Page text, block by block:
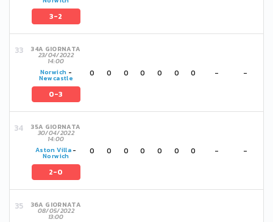
3-2
34A GIORNATA
23/04/2022
14:00
Norwich -
Newcastle
0-3
0 0 0 0 0 0 0 - -
35A GIORNATA
30/04/2022
14:00
Aston Villa-
Norwich
2-0
0 0 0 0 0 0 0 - -
36A GIORNATA
08/05/2022
13:00